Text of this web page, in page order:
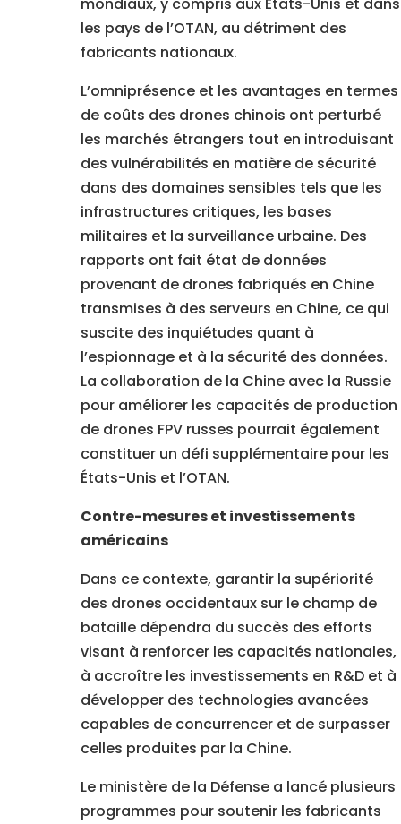
mondiaux, y compris aux États-Unis et dans
les pays de l’OTAN, au détriment des
fabricants nationaux.
L’omniprésence et les avantages en termes
de coûts des drones chinois ont perturbé
les marchés étrangers tout en introduisant
des vulnérabilités en matière de sécurité
dans des domaines sensibles tels que les
infrastructures critiques, les bases
militaires et la surveillance urbaine. Des
rapports ont fait état de données
provenant de drones fabriqués en Chine
transmises à des serveurs en Chine, ce qui
suscite des inquiétudes quant à
l’espionnage et à la sécurité des données.
La collaboration de la Chine avec la Russie
pour améliorer les capacités de production
de drones FPV russes pourrait également
constituer un défi supplémentaire pour les
États-Unis et l’OTAN.
Contre-mesures et investissements
américains
Dans ce contexte, garantir la supériorité
des drones occidentaux sur le champ de
bataille dépendra du succès des efforts
visant à renforcer les capacités nationales,
à accroître les investissements en R&D et à
développer des technologies avancées
capables de concurrencer et de surpasser
celles produites par la Chine.
Le ministère de la Défense a lancé plusieurs
programmes pour soutenir les fabricants